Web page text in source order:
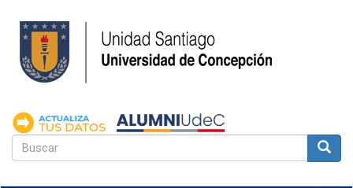
contenido
principal
FORMULARIO